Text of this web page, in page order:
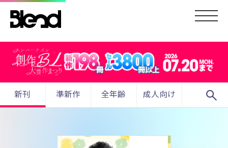
新刊 準新作 全年齢 成人向け search